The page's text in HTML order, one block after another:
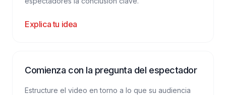
Explica tu idea
Comienza con la pregunta del espectador
Estructure el video en torno a lo que su audiencia